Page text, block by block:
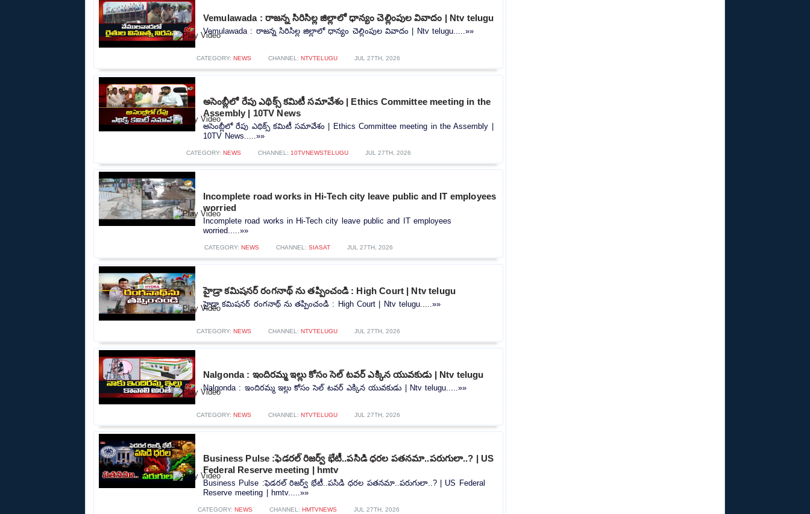
Vemulawada : రాజన్న సిరిసిల్ల జిల్లాలో ధాన్యం చెల్లింపుల వివాదం | Ntv telugu
Vemulawada : రాజన్న సిరిసిల్ల జిల్లాలో ధాన్యం చెల్లింపుల వివాదం | Ntv telugu.....»»
CATEGORY: NEWS CHANNEL: NTVTELUGU JUL 27TH, 2026
అసెంబ్లీలో రేపు ఎథిక్స్ కమిటీ సమావేశం | Ethics Committee meeting in the
Assembly | 10TV News
అసెంబ్లీలో రేపు ఎథిక్స్ కమిటీ సమావేశం | Ethics Committee meeting in the Assembly |
10TV News.....»»
CATEGORY: NEWS CHANNEL: 10TVNEWSTELUGU JUL 27TH, 2026
Incomplete road works in Hi-Tech city leave public and IT employees
worried
Incomplete road works in Hi-Tech city leave public and IT employees
worried.....»»
CATEGORY: NEWS CHANNEL: SIASAT JUL 27TH, 2026
హైడ్రా కమిషనర్ రంగనాథ్ ను తప్పించండి : High Court | Ntv telugu
హైడ్రా కమిషనర్ రంగనాథ్ ను తప్పించండి : High Court | Ntv telugu.....»»
CATEGORY: NEWS CHANNEL: NTVTELUGU JUL 27TH, 2026
Nalgonda : ఇందిరమ్మ ఇల్లు కోసం సెల్ టవర్ ఎక్కిన యువకుడు | Ntv telugu
Nalgonda : ఇందిరమ్మ ఇల్లు కోసం సెల్ టవర్ ఎక్కిన యువకుడు | Ntv telugu.....»»
CATEGORY: NEWS CHANNEL: NTVTELUGU JUL 27TH, 2026
Business Pulse :ఫెడరల్ రిజర్వ్ భేటీ..పసిడి ధరల పతనమా..పరుగులా..? | US
Federal Reserve meeting | hmtv
Business Pulse :ఫెడరల్ రిజర్వ్ భేటీ..పసిడి ధరల పతనమా..పరుగులా..? | US Federal
Reserve meeting | hmtv.....»»
CATEGORY: NEWS CHANNEL: HMTVNEWS JUL 27TH, 2026